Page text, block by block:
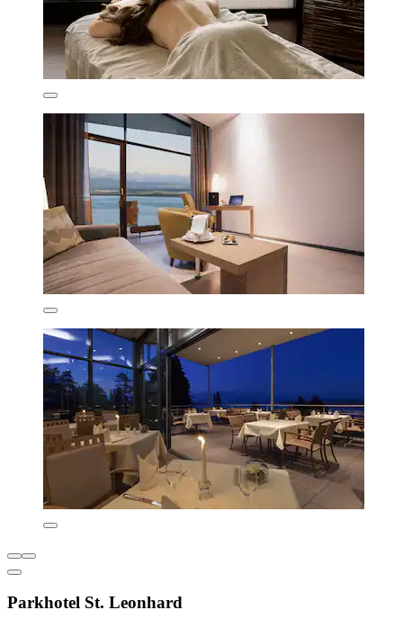
Parkhotel St. Leonhard